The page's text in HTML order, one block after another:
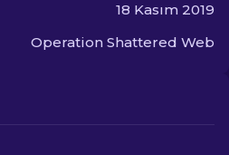
18 Kasım 2019
Operation Shattered Web